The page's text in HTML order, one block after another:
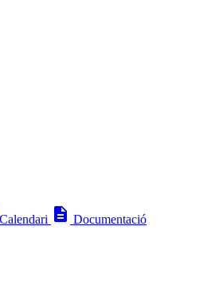
Calendari description Documentació